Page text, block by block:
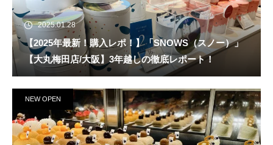
2025.01.28
【2025年最新！購入レポ！】「SNOWS（スノー）」
【大丸梅田店/大阪】3年越しの徹底レポート！
NEW OPEN